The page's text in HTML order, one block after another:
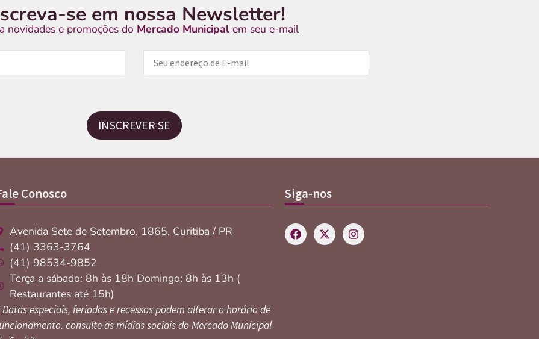
se em nossa Newsletter!
novidades e promoções do Mercado Municipalem seu e-mail
INSCREVER-SE
Conosco
Avenida Sete de Setembro, 1865, Curitiba / PR
(41) 3363-3764
(41) 98534-9852
Terça a sábado: 8h às 18h Domingo: 8h às 13h (
Restaurantes até 15h)
Datas especiais, feriados e recessos podem alterar o horário de
consulte as mídias sociais do Mercado Municipal
Siga-nos